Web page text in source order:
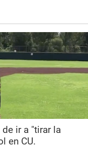
ir a "tirar la
en CU.